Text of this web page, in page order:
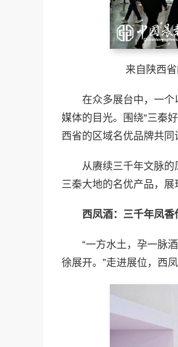
来自陕西
在众多展台中，一个
媒体的目光。围绕“三秦
西省的区域名优品牌共同
从赓续三千年文脉
三秦大地的名优产品，展
西凤酒：三千年凤
“一方水土，孕一脉
徐展开。”走进展位，西